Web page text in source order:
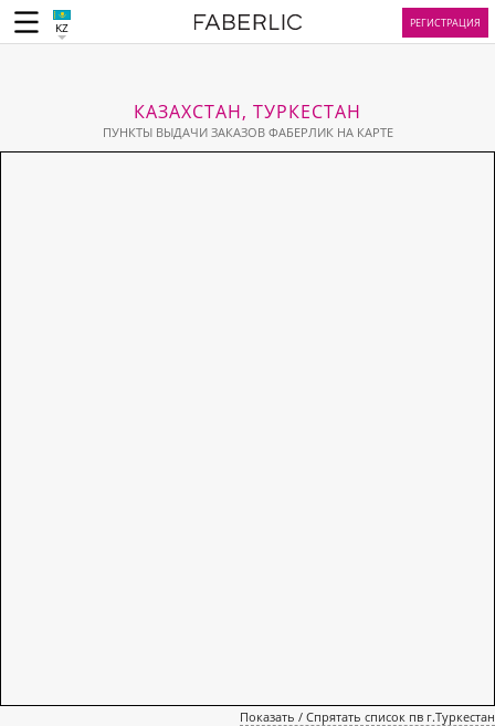
KZ РЕГИСТРАЦИЯ
КАЗАХСТАН, ТУРКЕСТАН
ПУНКТЫ ВЫДАЧИ ЗАКАЗОВ ФАБЕРЛИК НА КАРТЕ
Показать / Спрятать список пв г.Туркестан